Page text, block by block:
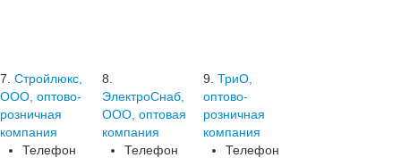
7. Стройлюкс,
ООО, оптово-
розничная
компания
Телефон
8.
ЭлектроСнаб,
ООО, оптовая
компания
Телефон
9. ТриО,
оптово-
розничная
компания
Телефон